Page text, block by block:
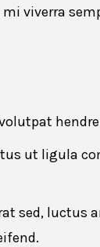
viverra
ut ligula
sed, luctus